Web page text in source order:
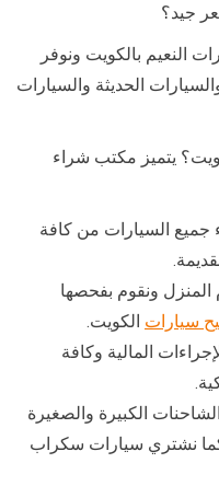
جيد؟
النعيم بالكويت ونوفر
الحديثة والسيارات
يتميز مكتب شراء
جميع السيارات من كافة
ونقوم بفحصها
سيارات الكويت.
المالية وكافة
الكبيرة والصغيرة
نشتري سيارات سكراب